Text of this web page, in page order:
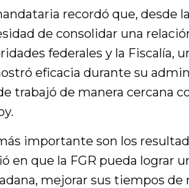
recordó que, desde
de consolidar una
federales y la Fiscalía,
eficacia durante su
trabajó de manera cercana
importante son los
en que la FGR pueda lograr
mejorar sus tiempos de